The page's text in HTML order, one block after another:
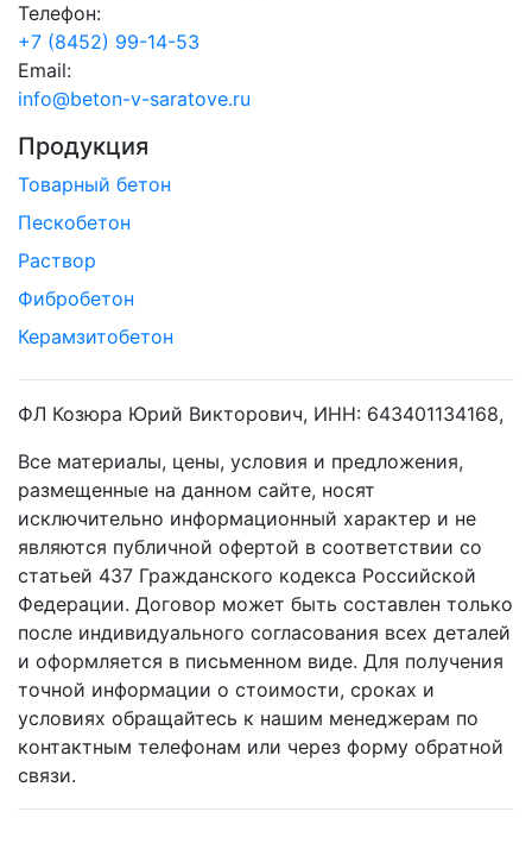
Телефон:
+7 (8452) 99-14-53
Email:
info@beton-v-saratove.ru
Продукция
Товарный бетон
Пескобетон
Раствор
Фибробетон
Керамзитобетон
ФЛ Козюра Юрий Викторович, ИНН: 643401134168,
Все материалы, цены, условия и предложения,
размещенные на данном сайте, носят
исключительно информационный характер и не
являются публичной офертой в соответствии со
статьей 437 Гражданского кодекса Российской
Федерации. Договор может быть составлен только
после индивидуального согласования всех деталей
и оформляется в письменном виде. Для получения
точной информации о стоимости, сроках и
условиях обращайтесь к нашим менеджерам по
контактным телефонам или через форму обратной
связи.